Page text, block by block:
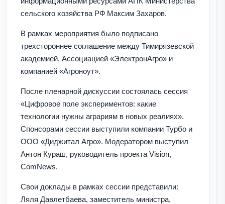
сельского хозяйства РФ Максим Захаров.
В рамках мероприятия было подписано
трехстороннее соглашение между Тимирязевской
академией, Ассоциацией «ЭлектронАгро» и
компанией «Агроноут».
После пленарной дискуссии состоялась сессия
«Цифровое поле экспериментов: какие
технологии нужны аграриям в новых реалиях».
Спонсорами сессии выступили компании Турбо и
ООО «Диджитал Агро». Модератором выступил
Антон Кураш, руководитель проекта Vision,
ComNews.
Свои доклады в рамках сессии представили:
Ляля Давлетбаева, заместитель министра,